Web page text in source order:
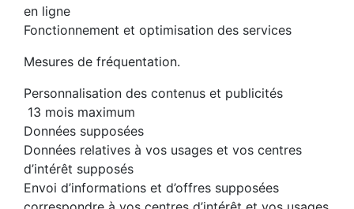
en ligne
Fonctionnement et optimisation des services
Mesures de fréquentation.
Personnalisation des contenus et publicités
13 mois maximum
Données supposées
Données relatives à vos usages et vos centres
d’intérêt supposés
Envoi d’informations et d’offres supposées